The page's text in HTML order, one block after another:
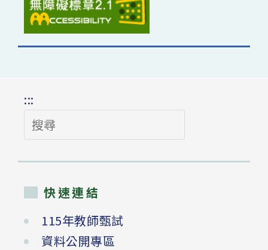
:::
搜
尋
快速連結
115年教師甄試
資料公開專區